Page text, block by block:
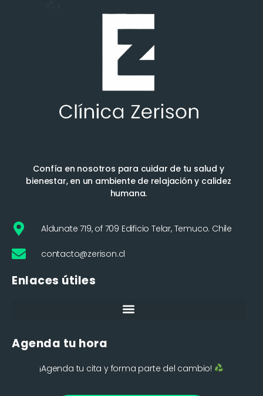
Confía en nosotros para cuidar de tu salud y
bienestar, en un ambiente de relajación y calidez
humana.
Aldunate 719, of 709 Edificio Telar, Temuco. Chile
contacto@zerison.cl
Enlaces útiles
Agenda tu hora
¡Agenda tu cita y forma parte del cambio!